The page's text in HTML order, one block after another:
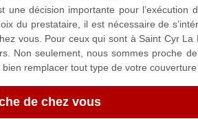
une décision importante pour l’exécution
du prestataire, il est nécessaire de
vous. Pour ceux qui sont à Saint Cyr La
Non seulement, nous sommes proche
remplacer tout type de votre couverture
de chez vous